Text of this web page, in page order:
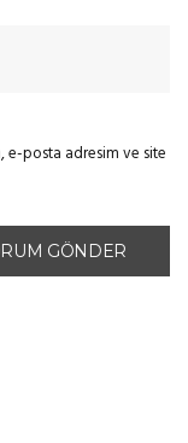
e-posta adresim ve site